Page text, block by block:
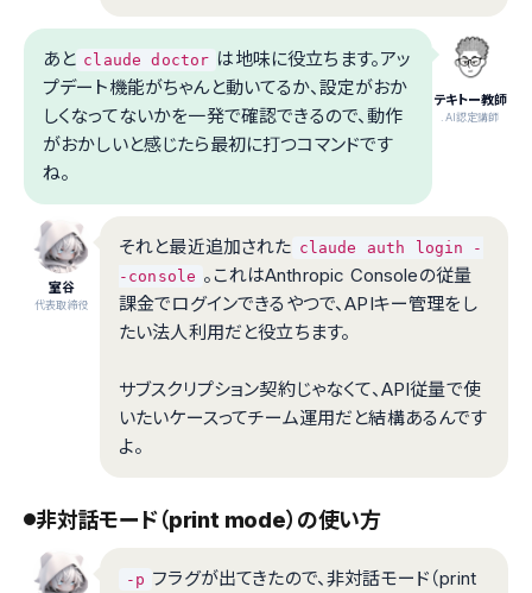
テキトー教師
.AI認定講師
あと claude doctor は地味に役立ちます。アッ
プデート機能がちゃんと動いてるか、設定がおか
しくなってないかを一発で確認できるので、動作
がおかしいと感じたら最初に打つコマンドです
ね。
室谷
代表取締役
それと最近追加された claude auth login -
-console 。これはAnthropic Consoleの従量
課金でログインできるやつで、APIキー管理をし
たい法人利用だと役立ちます。
サブスクリプション契約じゃなくて、API従量で使
いたいケースってチーム運用だと結構あるんです
よ。
非対話モード（print mode）の使い方
-p フラグが出てきたので、非対話モード（print